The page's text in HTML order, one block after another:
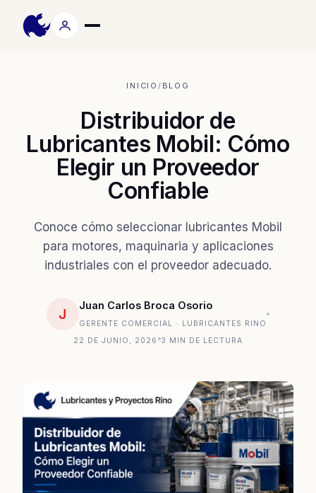
INICIO / BLOG
Distribuidor de
Lubricantes Mobil: Cómo
Elegir un Proveedor
Confiable
Conoce cómo seleccionar lubricantes Mobil
para motores, maquinaria y aplicaciones
industriales con el proveedor adecuado.
J
Juan Carlos Broca Osorio
GERENTE COMERCIAL · LUBRICANTES RINO
22 DE JUNIO, 2026 3 MIN DE LECTURA